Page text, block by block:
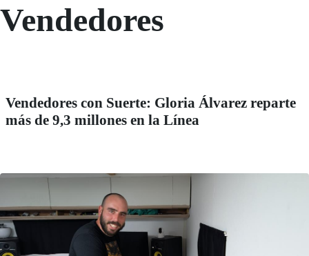
Vendedores
Vendedores con Suerte: Gloria Álvarez reparte
más de 9,3 millones en la Línea